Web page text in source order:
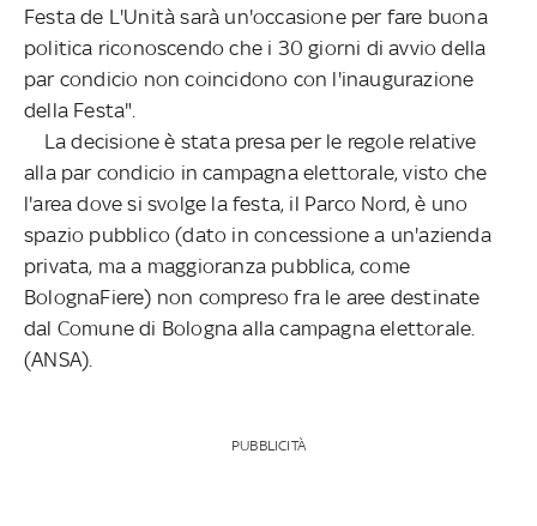
Festa de L'Unità sarà un'occasione per fare buona
politica riconoscendo che i 30 giorni di avvio della
par condicio non coincidono con l'inaugurazione
della Festa".
La decisione è stata presa per le regole relative
alla par condicio in campagna elettorale, visto che
l'area dove si svolge la festa, il Parco Nord, è uno
spazio pubblico (dato in concessione a un'azienda
privata, ma a maggioranza pubblica, come
BolognaFiere) non compreso fra le aree destinate
dal Comune di Bologna alla campagna elettorale.
(ANSA).
PUBBLICITÀ